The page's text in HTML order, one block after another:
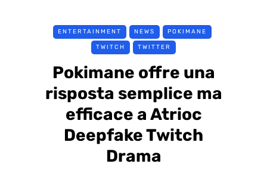
ENTERTAINMENT NEWS POKIMANE
TWITCH TWITTER
Pokimane offre una
risposta semplice ma
efficace a Atrioc
Deepfake Twitch
Drama